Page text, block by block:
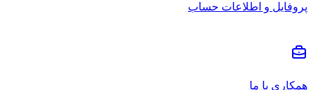
پروفایل و اطلاعات حساب
همکاری با ما